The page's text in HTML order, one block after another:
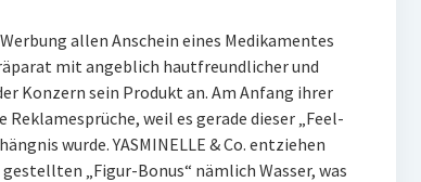
allen Anschein eines Medikamentes
mit angeblich hautfreundlicher und
Konzern sein Produkt an. Am Anfang ihrer
weil es gerade dieser „Feel-
wurde. YASMINELLE & Co. entziehen
„Figur-Bonus“ nämlich Wasser, was